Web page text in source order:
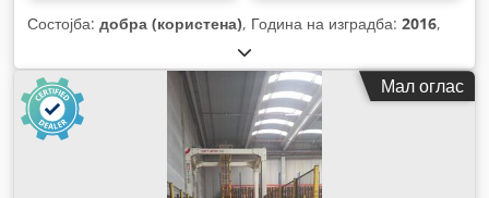
Состојба: добра (користена), Година на изградба: 2016,
Мал оглас